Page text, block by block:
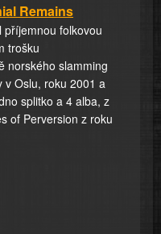
Remains
příjemnou folkovou
trošku
norského slamming
v Oslu, roku 2001 a
splitko a 4 alba, z
of Perversion z roku